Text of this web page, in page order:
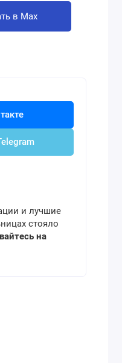
в Max
и лучшие
стояло
на